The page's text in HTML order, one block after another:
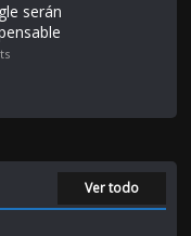
serán
Ver todo